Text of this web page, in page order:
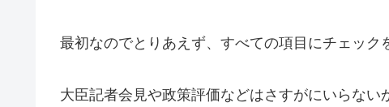
最初なのでとりあえず、すべての項目にチェック
大臣記者会見や政策評価などはさすがにいらない